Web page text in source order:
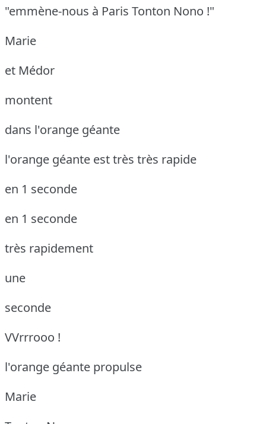
"emmène-nous à Paris Tonton Nono !"
Marie
et Médor
montent
dans l'orange géante
l'orange géante est très très rapide
en 1 seconde
en 1 seconde
très rapidement
une
seconde
VVrrrooo !
l'orange géante propulse
Marie